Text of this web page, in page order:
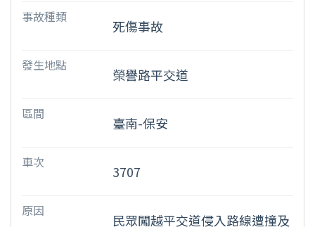
事故種類
死傷事故
發生地點
榮譽路平交道
區間
臺南-保安
車次
3707
原因
民眾闖越平交道侵入路線遭撞及